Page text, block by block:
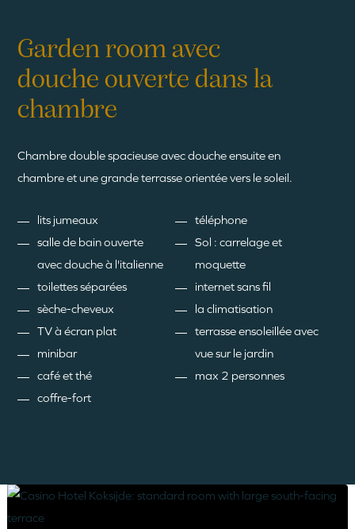
Garden room avec
douche ouverte dans la
chambre
Chambre double spacieuse avec douche ensuite en
chambre et une grande terrasse orientée vers le soleil.
lits jumeaux
salle de bain ouverte
avec douche à l'italienne
toilettes séparées
sèche-cheveux
TV à écran plat
minibar
café et thé
coffre-fort
téléphone
Sol : carrelage et
moquette
internet sans fil
la climatisation
terrasse ensoleillée avec
vue sur le jardin
max 2 personnes